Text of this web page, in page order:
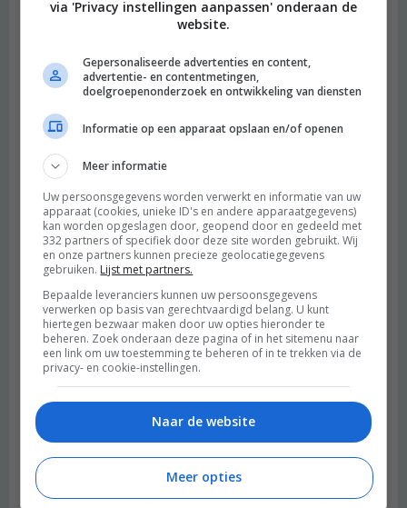
via 'Privacy instellingen aanpassen' onderaan de
website.
Gepersonaliseerde advertenties en content,
advertentie- en contentmetingen,
doelgroepenonderzoek en ontwikkeling van diensten
Informatie op een apparaat opslaan en/of openen
Meer informatie
Uw persoonsgegevens worden verwerkt en informatie van uw
apparaat (cookies, unieke ID's en andere apparaatgegevens)
kan worden opgeslagen door, geopend door en gedeeld met
332 partners of specifiek door deze site worden gebruikt. Wij
en onze partners kunnen precieze geolocatiegegevens
gebruiken. Lijst met partners.
Bepaalde leveranciers kunnen uw persoonsgegevens
verwerken op basis van gerechtvaardigd belang. U kunt
hiertegen bezwaar maken door uw opties hieronder te
beheren. Zoek onderaan deze pagina of in het sitemenu naar
een link om uw toestemming te beheren of in te trekken via de
privacy- en cookie-instellingen.
Naar de website
Meer opties